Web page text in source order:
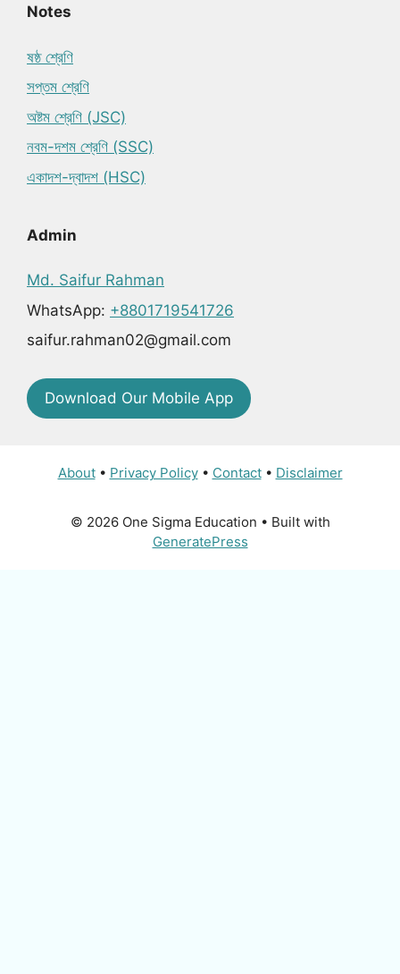
Notes
ষষ্ঠ শ্রেণি
সপ্তম শ্রেণি
অষ্টম শ্রেণি (JSC)
নবম-দশম শ্রেণি (SSC)
একাদশ-দ্বাদশ (HSC)
Admin
Md. Saifur Rahman
WhatsApp: +8801719541726
saifur.rahman02@gmail.com
Download Our Mobile App
About• Privacy Policy• Contact• Disclaimer
© 2026 One Sigma Education • Built with
GeneratePress